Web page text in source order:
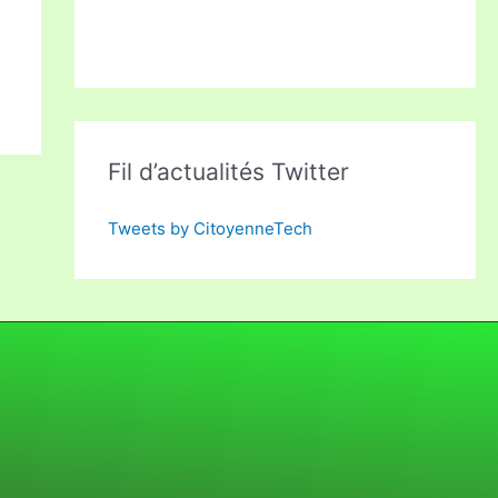
Fil d’actualités Twitter
Tweets by CitoyenneTech